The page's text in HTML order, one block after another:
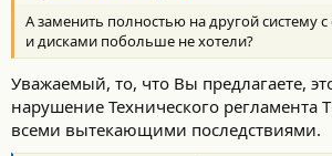
и
:
А заменить полностью на другой систему
и дисками побольше не хотели?
Уважаемый, то, что Вы предлагаете,
нарушение Технического регламента
всеми вытекающими последствиями.